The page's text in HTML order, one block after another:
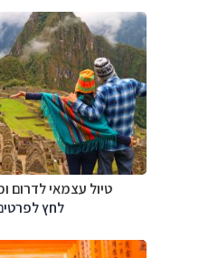
טיול עצמאי לדרום
לחץ